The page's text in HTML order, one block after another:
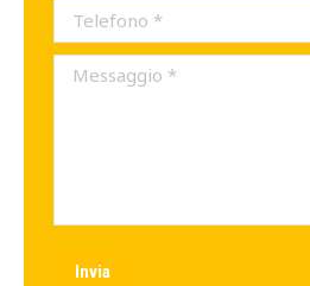
Telefono *
Messaggio *
Invia